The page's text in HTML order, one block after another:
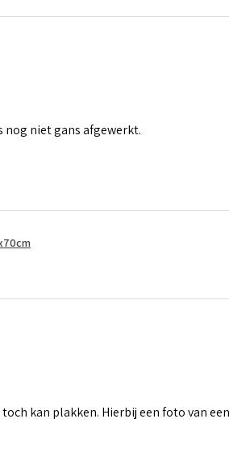
niet gans afgewerkt.
kan plakken. Hierbij een foto van